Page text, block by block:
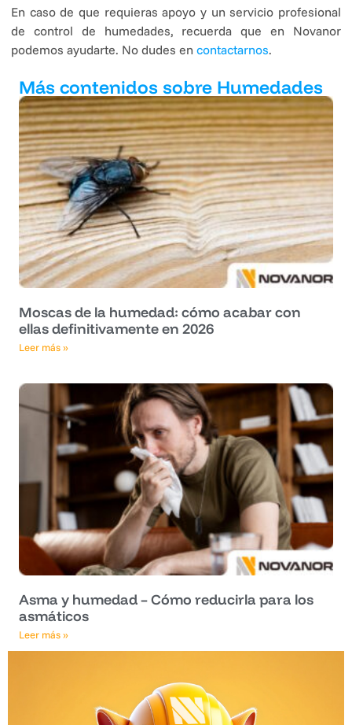
En caso de que requieras apoyo y un servicio profesional
de control de humedades, recuerda que en Novanor
podemos ayudarte. No dudes en contactarnos.
Más contenidos sobre Humedades
Moscas de la humedad: cómo acabar con
ellas definitivamente en 2026
Leer más »
Asma y humedad – Cómo reducirla para los
asmáticos
Leer más »